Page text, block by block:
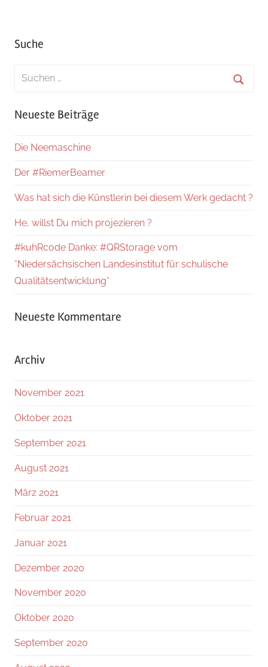
Suche
Suchen
Neueste Beiträge
Die Neemaschine
Der #RiemerBeamer
Was hat sich die Künstlerin bei diesem Werk gedacht ?
He, willst Du mich projezieren ?
#kuhRcode Danke: #QRStorage vom
*Niedersächsischen Landesinstitut für schulische
Qualitätsentwicklung*
Neueste Kommentare
Archiv
November 2021
Oktober 2021
September 2021
August 2021
März 2021
Februar 2021
Januar 2021
Dezember 2020
November 2020
Oktober 2020
September 2020